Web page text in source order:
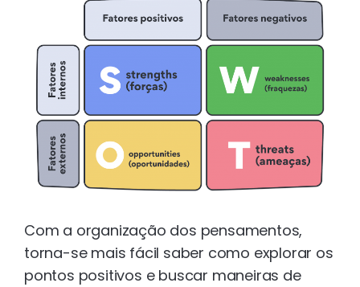
Com a organização dos pensamentos,
torna-se mais fácil saber como explorar os
pontos positivos e buscar maneiras de